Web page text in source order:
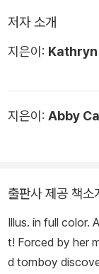
저자 소개
지은이:
지은이: Abby
출판사 제공 책소
Illus. in full color.
t! Forced by her
d tomboy